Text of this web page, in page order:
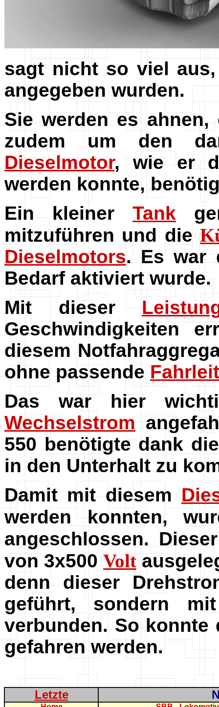
sagt nicht so viel
angegeben wurden.
Sie werden es
zudem um den
Dieselmotor, wie er
werden konnte,
Ein kleiner Tank
mitzuführen und die
Dieselmotors. Es war
Bedarf aktiviert wurde.
Mit dieser
Geschwindigkeiten
diesem
ohne passende
Das war hier
Wechselstrom
550 benötigte dank
in den Unterhalt zu
Damit mit diesem
werden konnten,
angeschlossen.
von 3x500 Volt
denn dieser
geführt, sondern
verbunden. So
gefahren werden.
Letzte